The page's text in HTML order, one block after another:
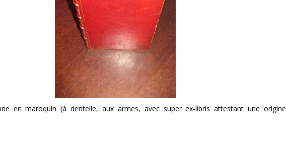
en maroquin (à dentelle, aux armes, avec super ex-libris attestant une origine